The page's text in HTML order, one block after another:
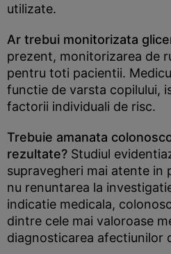
utilizate.
Ar trebui monitorizata
prezent, monitorizarea de
pentru toti pacientii.
functie de varsta copilului,
factorii individuali de risc.
Trebuie amanata
rezultate? Studiul
supravegheri mai atente in
nu renuntarea la
indicatie medicala,
dintre cele mai valoroase
diagnosticarea afectiunilor